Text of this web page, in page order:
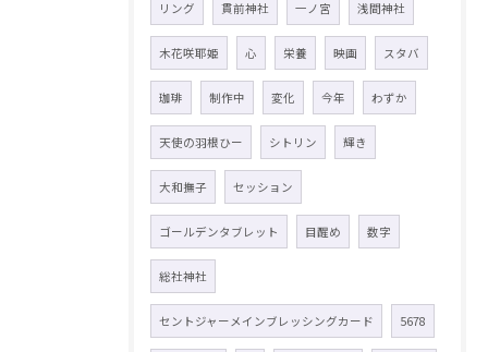
リング 貫前神社 一ノ宮 浅間神社
木花咲耶姫 心 栄養 映画 スタバ
珈琲 制作中 変化 今年 わずか
天使の羽根ひー シトリン 輝き
大和撫子 セッション
ゴールデンタブレット 目醒め 数字
総社神社
セントジャーメインブレッシングカード 5678